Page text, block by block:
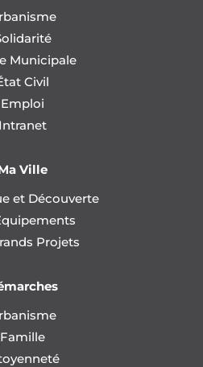
Municipale
Civil
Emploi
Intranet
Ville
et Découverte
Projets
Famille